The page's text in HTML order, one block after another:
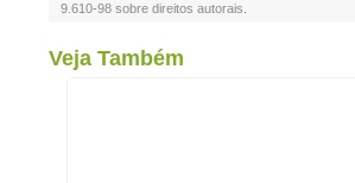
9.610-98 sobre direitos autorais
Veja Também